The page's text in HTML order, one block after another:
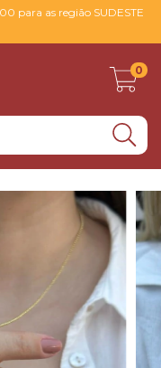
para as região SUDESTE
0